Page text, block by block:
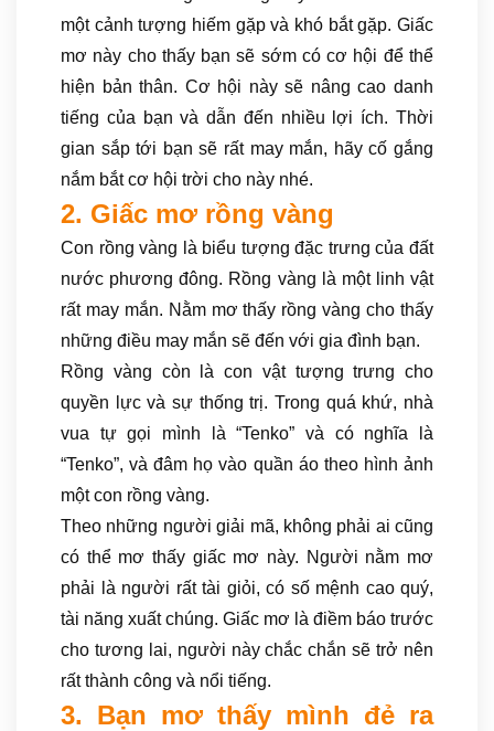
một cảnh tượng hiếm gặp và khó bắt gặp. Giấc
mơ này cho thấy bạn sẽ sớm có cơ hội để thể
hiện bản thân. Cơ hội này sẽ nâng cao danh
tiếng của bạn và dẫn đến nhiều lợi ích. Thời
gian sắp tới bạn sẽ rất may mắn, hãy cố gắng
nắm bắt cơ hội trời cho này nhé.
2. Giấc mơ rồng vàng
Con rồng vàng là biểu tượng đặc trưng của đất
nước phương đông. Rồng vàng là một linh vật
rất may mắn. Nằm mơ thấy rồng vàng cho thấy
những điều may mắn sẽ đến với gia đình bạn.
Rồng vàng còn là con vật tượng trưng cho
quyền lực và sự thống trị. Trong quá khứ, nhà
vua tự gọi mình là “Tenko” và có nghĩa là
“Tenko”, và đâm họ vào quần áo theo hình ảnh
một con rồng vàng.
Theo những người giải mã, không phải ai cũng
có thể mơ thấy giấc mơ này. Người nằm mơ
phải là người rất tài giỏi, có số mệnh cao quý,
tài năng xuất chúng. Giấc mơ là điềm báo trước
cho tương lai, người này chắc chắn sẽ trở nên
rất thành công và nổi tiếng.
3. Bạn mơ thấy mình đẻ ra